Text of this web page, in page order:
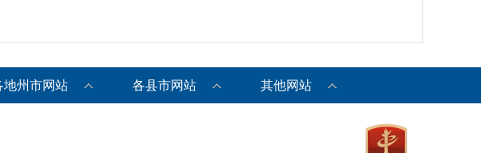
地州市网站 各县市网站 其他网站